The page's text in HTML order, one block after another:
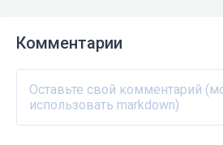
Комментарии